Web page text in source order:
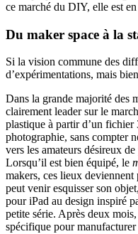
ce marché du DIY, elle est
Du maker space à la
Si la vision commune des
d’expérimentations, mais
Dans la grande majorité des
clairement leader sur le
plastique à partir d’un
photographie, sans compter
vers les amateurs désireux
Lorsqu’il est bien équipé, le
makers, ces lieux
peut venir esquisser son
pour iPad au design inspiré
petite série. Après deux
spécifique pour